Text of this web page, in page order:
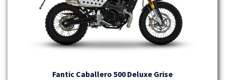
Fantic Caballero 500 Deluxe Grise